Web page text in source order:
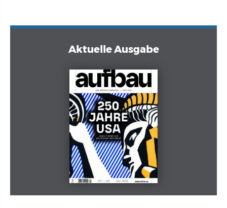
Aktuelle Ausgabe